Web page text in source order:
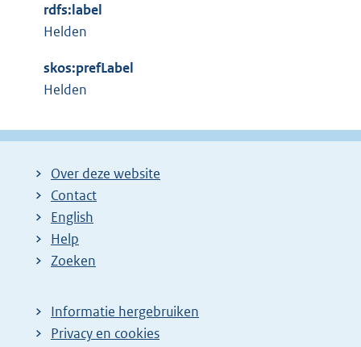
e
i
n
:
t
e
n
l
rdfs:label
Helden
skos:prefLabel
Helden
Over deze website
Contact
English
Help
Zoeken
Informatie hergebruiken
Privacy en cookies